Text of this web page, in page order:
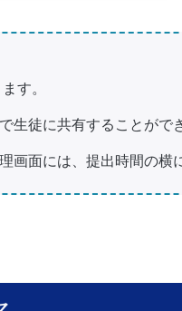
す。
生徒に共有することがで
画面には、提出時間の横